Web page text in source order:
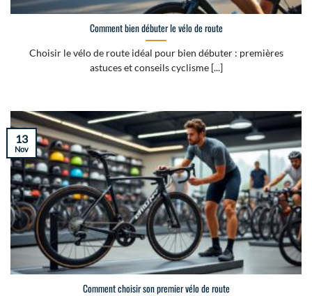
Comment bien débuter le vélo de route
Choisir le vélo de route idéal pour bien débuter : premières
astuces et conseils cyclisme [...]
Comment choisir son premier vélo de route
13
Nov